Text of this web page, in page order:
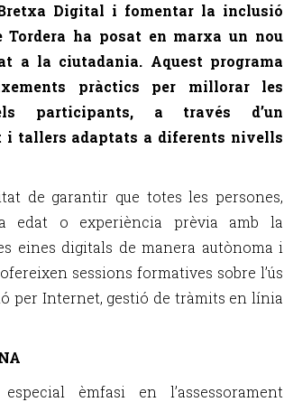
Digital i fomentar la inclusió
Tordera ha posat en marxa un nou
a la ciutadania. Aquest programa
pràctics per millorar les
participants, a través d’un
i tallers adaptats a diferents nivells
de garantir que totes les persones,
edat o experiència prèvia amb la
eines digitals de manera autònoma i
sessions formatives sobre l’ús
per Internet, gestió de tràmits en línia
èmfasi en l’assessorament